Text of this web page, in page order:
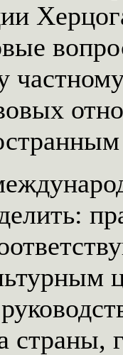
страны,